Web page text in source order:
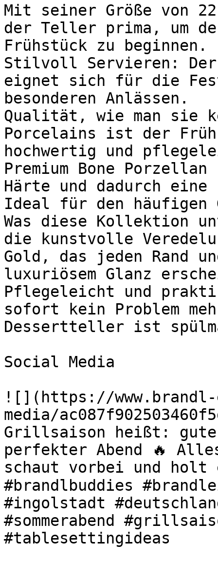
Mit seiner Größe von
der Teller prima, um
Frühstück zu beginnen.
Stilvoll Servieren:
eignet sich für die
besonderen Anlässen.
Qualität, wie man sie
Porcelains ist der
hochwertig und
Premium Bone
Härte und dadurch
Ideal für den häufigen
Was diese Kollektion
die kunstvolle
Gold, das jeden Rand
luxuriösem Glanz
Pflegeleicht und
sofort kein Problem
Dessertteller ist
Social Media
![](https://
media/
Grillsaison heißt:
perfekter Abend 🔥
schaut vorbei und holt
#brandlbuddies
#ingolstadt
#sommerabend
#tablesettingideas